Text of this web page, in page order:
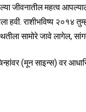
जीवनातील महत्व
हवी. राशीभविष्य २०१४
सामोरे जावे लागेल,
(मून साइन्स) वर